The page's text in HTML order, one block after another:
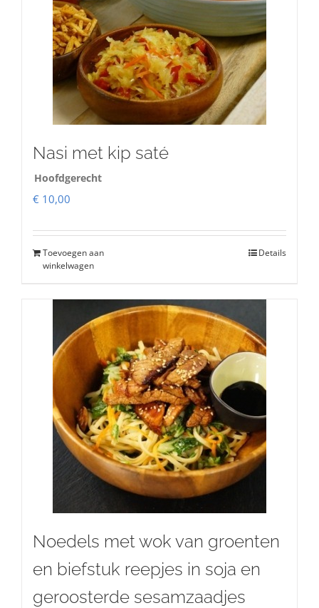
Nasi met kip saté
Hoofdgerecht
€ 10,00
Toevoegen aan
winkelwagen
Details
Noedels met wok van groenten
en biefstuk reepjes in soja en
geroosterde sesamzaadjes